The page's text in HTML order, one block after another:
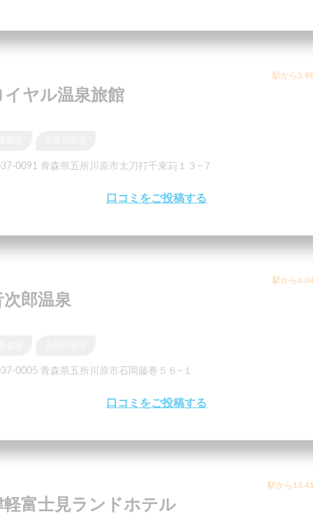
駅から
イヤル温泉旅館
0091 青森県五所川原市太刀打千束苅１３−７
口コミをご投稿する
駅から
次郎温泉
0005 青森県五所川原市石岡藤巻５６−１
口コミをご投稿する
駅から
軽富士見ランドホテル